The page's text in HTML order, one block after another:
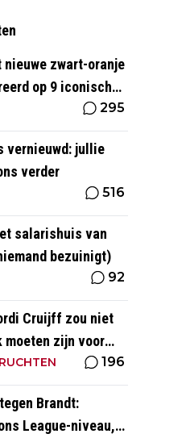
zwart-oranje
op 9 iconische
295
vernieuwd: jullie
verder
516
salarishuis van
bezuinigt)
92
Cruijff zou niet
zijn voor
196
Brandt:
League-niveau,